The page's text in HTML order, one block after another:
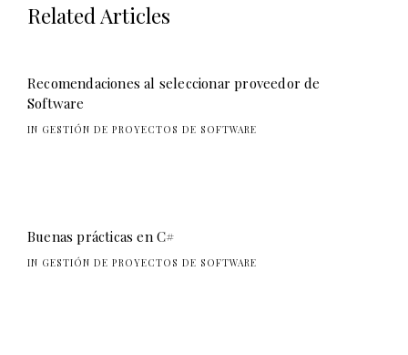
Related Articles
Recomendaciones al seleccionar proveedor de
Software
IN GESTIÓN DE PROYECTOS DE SOFTWARE
Buenas prácticas en C#
IN GESTIÓN DE PROYECTOS DE SOFTWARE